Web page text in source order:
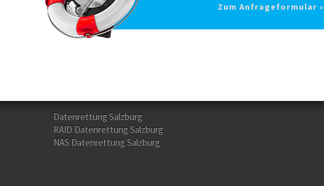
Zum Anfrageformular »
Datenrettung Salzburg
RAID Datenrettung Salzburg
NAS Datenrettung Salzburg